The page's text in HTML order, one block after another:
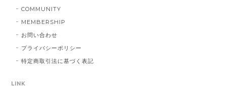
COMMUNITY
MEMBERSHIP
お問い合わせ
プライバシーポリシー
特定商取引法に基づく表記
LINK